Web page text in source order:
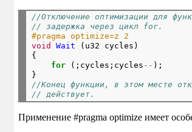
//Отключение оптимизации для
// задержка через цикл for.
#pragma optimize=z 2
void
Wait (u32 cycles)
{
for (;cycles;cycles -- );
//Конец функции, в этом месте
// действует.
Применение #pragma optimize имеет